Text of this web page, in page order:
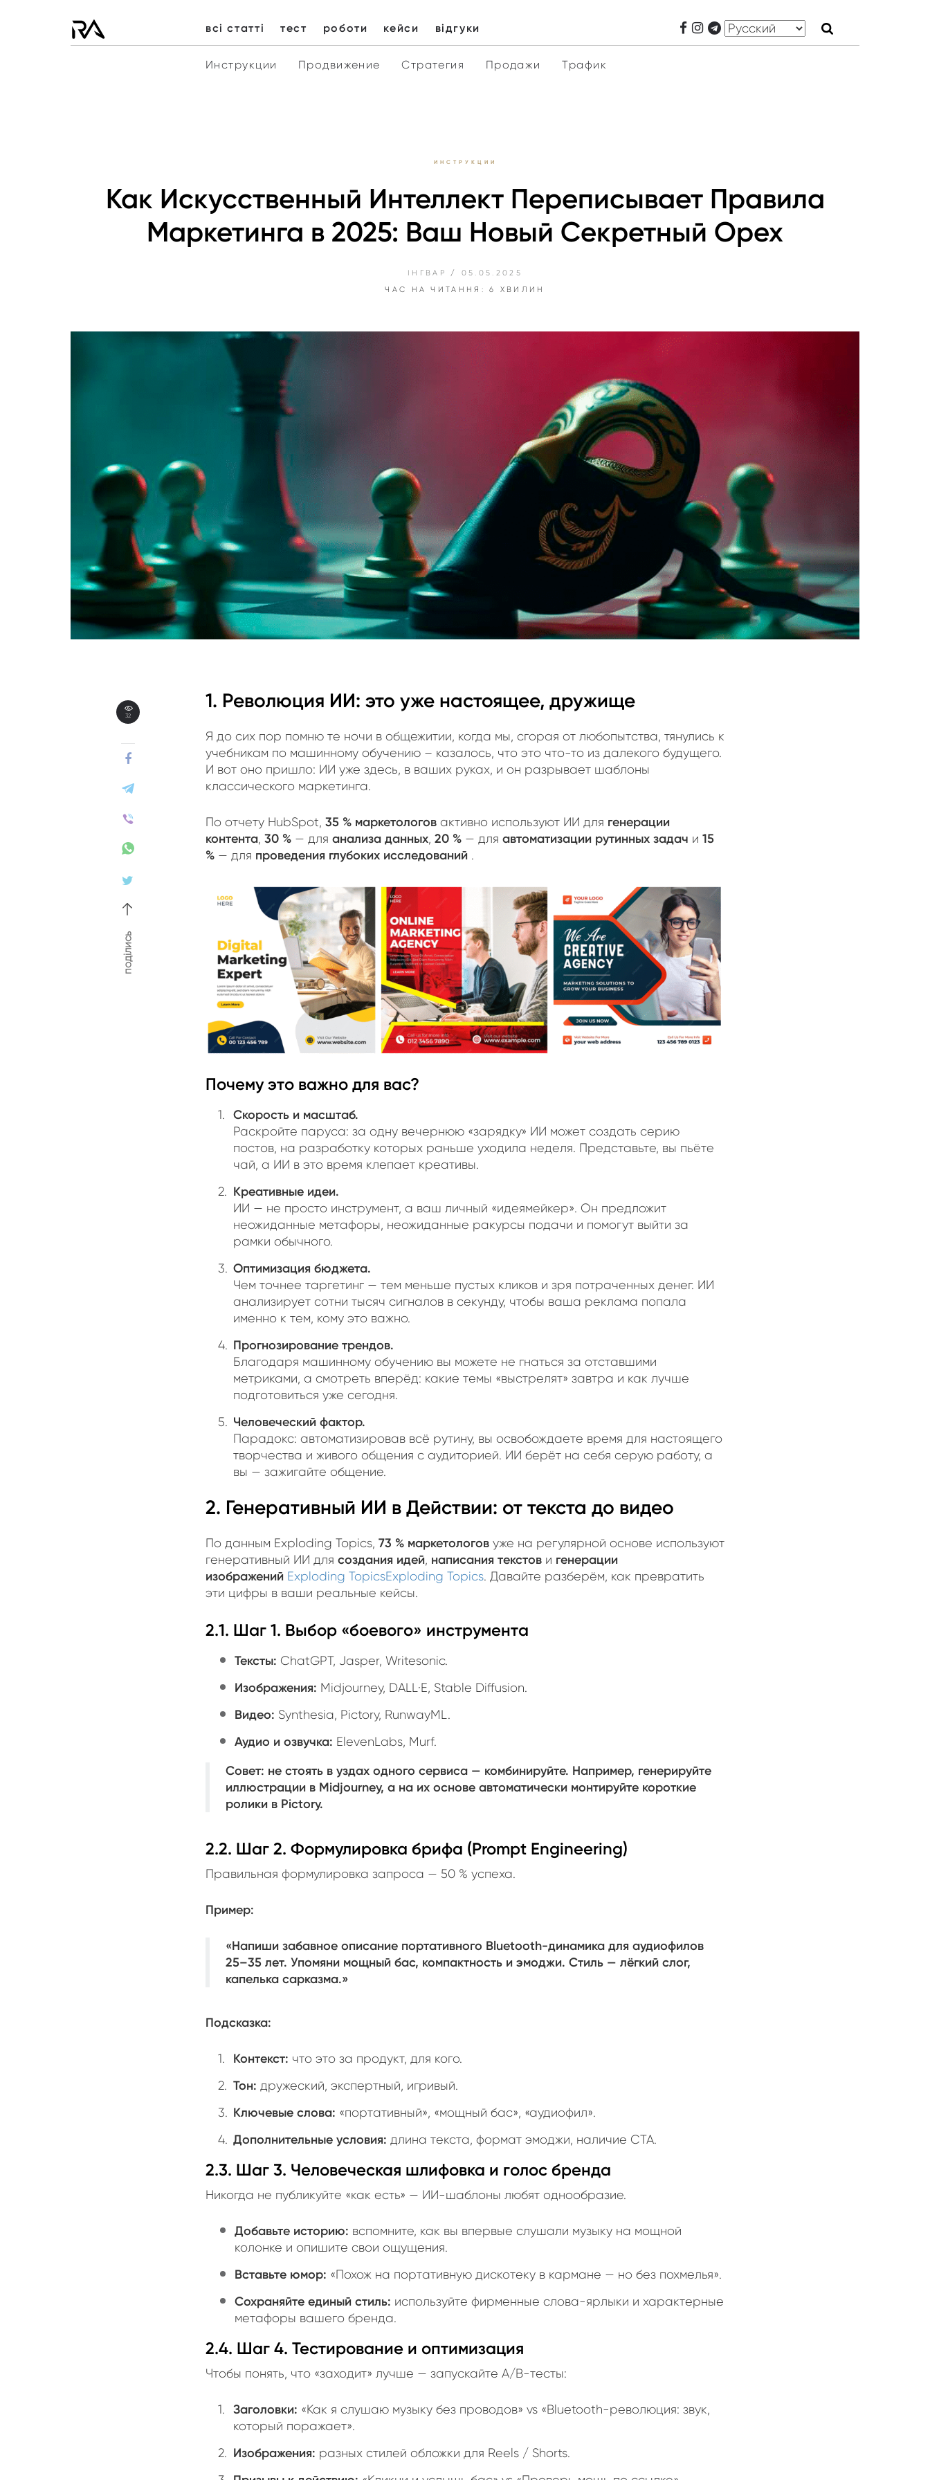
всі статті тест роботи кейси відгуки
Инструкции Продвижение Стратегия Продажи Трафик
ИНСТРУКЦИИ
Как Искусственный Интеллект Переписывает Правила
Маркетинга в 2025: Ваш Новый Секретный Орех
ІНГВАР / 05.05.2025
ЧАС НА ЧИТАННЯ: 6 ХВИЛИН
32
поділись
1. Революция ИИ: это уже настоящее, дружище
Я до сих пор помню те ночи в общежитии, когда мы, сгорая от любопытства, тянулись к
учебникам по машинному обучению – казалось, что это что-то из далекого будущего.
И вот оно пришло: ИИ уже здесь, в ваших руках, и он разрывает шаблоны
классического маркетинга.
По отчету HubSpot, 35 % маркетологов активно используют ИИ для генерации
контента, 30 % — для анализа данных, 20 % — для автоматизации рутинных задач и 15
% — для проведения глубоких исследований .
Почему это важно для вас?
Скорость и масштаб.
Раскройте паруса: за одну вечернюю «зарядку» ИИ может создать серию
постов, на разработку которых раньше уходила неделя. Представьте, вы пьёте
чай, а ИИ в это время клепает креативы.
Креативные идеи.
ИИ — не просто инструмент, а ваш личный «идеямейкер». Он предложит
неожиданные метафоры, неожиданные ракурсы подачи и помогут выйти за
рамки обычного.
Оптимизация бюджета.
Чем точнее таргетинг — тем меньше пустых кликов и зря потраченных денег. ИИ
анализирует сотни тысяч сигналов в секунду, чтобы ваша реклама попала
именно к тем, кому это важно.
Прогнозирование трендов.
Благодаря машинному обучению вы можете не гнаться за отставшими
метриками, а смотреть вперёд: какие темы «выстрелят» завтра и как лучше
подготовиться уже сегодня.
Человеческий фактор.
Парадокс: автоматизировав всё рутину, вы освобождаете время для настоящего
творчества и живого общения с аудиторией. ИИ берёт на себя серую работу, а
вы — зажигайте общение.
2. Генеративный ИИ в Действии: от текста до видео
По данным Exploding Topics, 73 % маркетологов уже на регулярной основе используют
генеративный ИИ для создания идей, написания текстов и генерации
изображений Exploding TopicsExploding Topics. Давайте разберём, как превратить
эти цифры в ваши реальные кейсы.
2.1. Шаг 1. Выбор «боевого» инструмента
Тексты: ChatGPT, Jasper, Writesonic.
Изображения: Midjourney, DALL·E, Stable Diffusion.
Видео: Synthesia, Pictory, RunwayML.
Аудио и озвучка: ElevenLabs, Murf.
Совет: не стоять в уздах одного сервиса — комбинируйте. Например, генерируйте
иллюстрации в Midjourney, а на их основе автоматически монтируйте короткие
ролики в Pictory.
2.2. Шаг 2. Формулировка брифа (Prompt Engineering)
Правильная формулировка запроса — 50 % успеха.
Пример:
«Напиши забавное описание портативного Bluetooth-динамика для аудиофилов
25–35 лет. Упомяни мощный бас, компактность и эмоджи. Стиль — лёгкий слог,
капелька сарказма.»
Подсказка:
Контекст: что это за продукт, для кого.
Тон: дружеский, экспертный, игривый.
Ключевые слова: «портативный», «мощный бас», «аудиофил».
Дополнительные условия: длина текста, формат эмоджи, наличие CTA.
2.3. Шаг 3. Человеческая шлифовка и голос бренда
Никогда не публикуйте «как есть» — ИИ-шаблоны любят однообразие.
Добавьте историю: вспомните, как вы впервые слушали музыку на мощной
колонке и опишите свои ощущения.
Вставьте юмор: «Похож на портативную дискотеку в кармане — но без похмелья».
Сохраняйте единый стиль: используйте фирменные слова-ярлыки и характерные
метафоры вашего бренда.
2.4. Шаг 4. Тестирование и оптимизация
Чтобы понять, что «заходит» лучше — запускайте A/B-тесты:
Заголовки: «Как я слушаю музыку без проводов» vs «Bluetooth-революция: звук,
который поражает».
Изображения: разных стилей обложки для Reels / Shorts.